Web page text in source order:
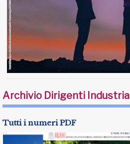
Archivio Dirigenti Industria
Tutti i numeri PDF